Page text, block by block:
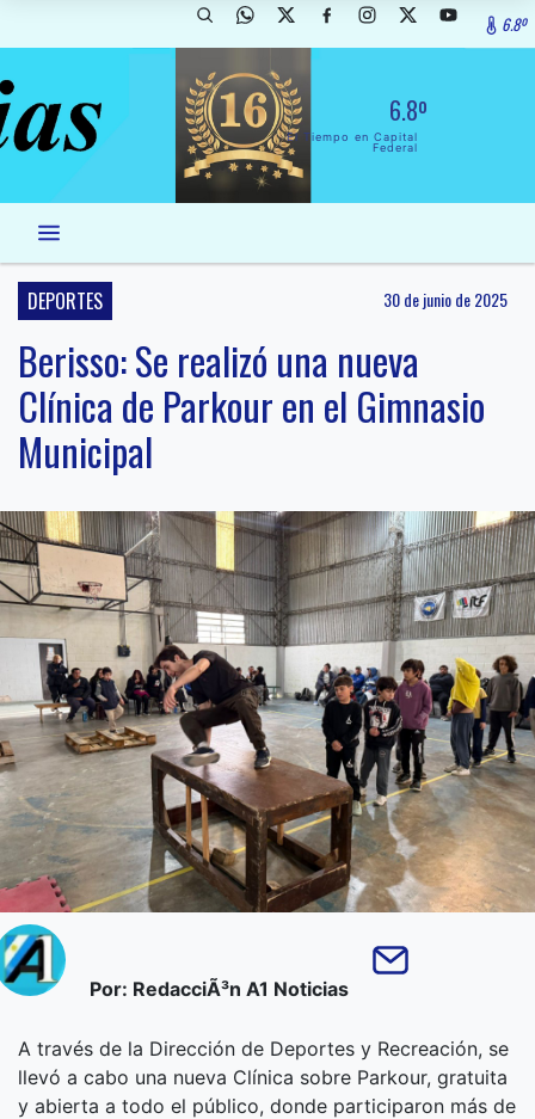
6.8º
6.8º
El Tiempo en Capital
Federal
DEPORTES 30 de junio de 2025
Berisso: Se realizó una nueva
Clínica de Parkour en el Gimnasio
Municipal
Por: RedacciÃ³n A1 Noticias
A través de la Dirección de Deportes y Recreación, se
llevó a cabo una nueva Clínica sobre Parkour, gratuita
y abierta a todo el público, donde participaron más de